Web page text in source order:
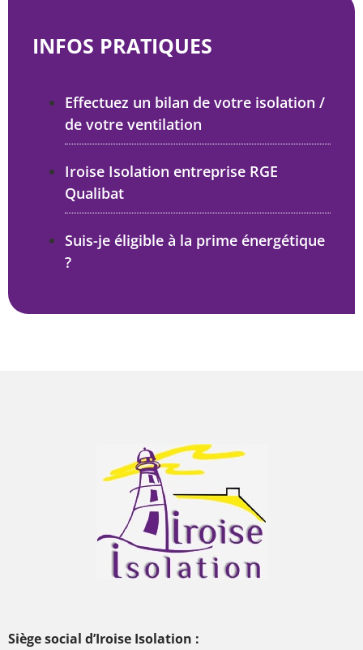
INFOS PRATIQUES
Effectuez un bilan de votre isolation /
de votre ventilation
Iroise Isolation entreprise RGE
Qualibat
Suis-je éligible à la prime énergétique
?
Siège social d’Iroise Isolation :